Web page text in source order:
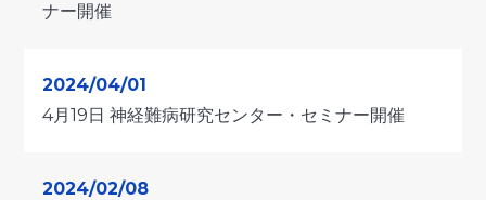
ナー開催
2024/04/01
4月19日 神経難病研究センター・セミナー開催
2024/02/08